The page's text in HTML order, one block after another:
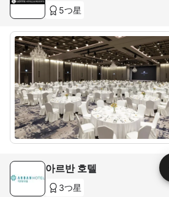
5つ星
아르반 호텔
3つ星